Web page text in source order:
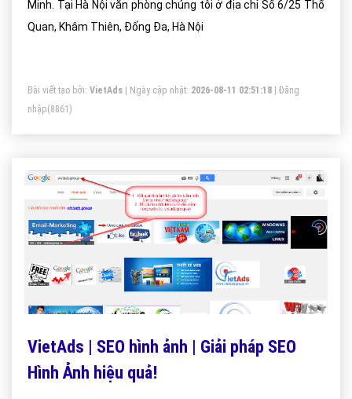
Minh. Tại Hà Nội văn phòng chúng tôi ở địa chỉ Số 6/25 Thổ
Quan, Khâm Thiên, Đống Đa, Hà Nội
Bài viết tạo bởi: VietAds | Ngày cập nhật: 2026-08-11 02:51:18
Đăng
nhập(8861)
VietAds | SEO hình ảnh | Giải pháp SEO
Hình Ảnh hiệu quả!